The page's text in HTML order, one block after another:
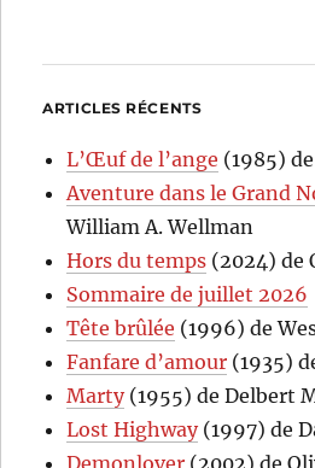
ARTICLES RÉCENTS
L’Œuf de l’ange (1985)
Aventure dans le Grand
William A. Wellman
Hors du temps (2024) de
Sommaire de juillet 2026
Tête brûlée (1996) de
Fanfare d’amour (1935)
Marty(1955) de Delbert
Lost Highway(1997) de
Demonlover (2002) de